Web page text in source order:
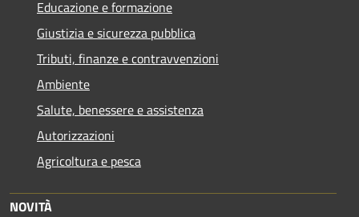
Educazione e formazione
Giustizia e sicurezza pubblica
Tributi, finanze e contravvenzioni
Ambiente
Salute, benessere e assistenza
Autorizzazioni
Agricoltura e pesca
NOVITÀ